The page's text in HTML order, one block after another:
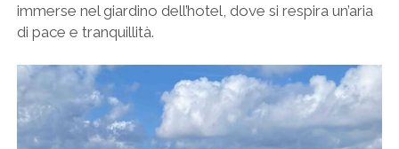
immerse nel giardino dell’hotel, dove si respira un’aria
di pace e tranquillità.